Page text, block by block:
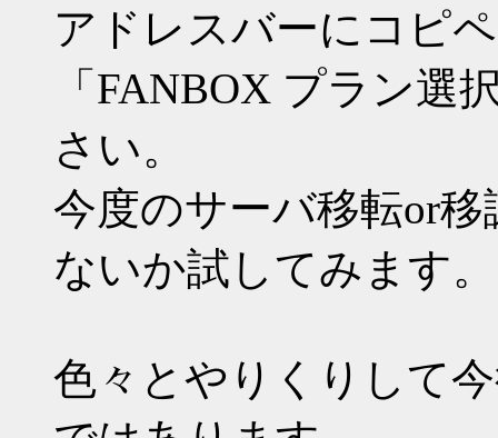
アドレスバーにコピ
「FANBOX プラン選
さい。
今度のサーバ移転or
ないか試してみます。
色々とやりくりして